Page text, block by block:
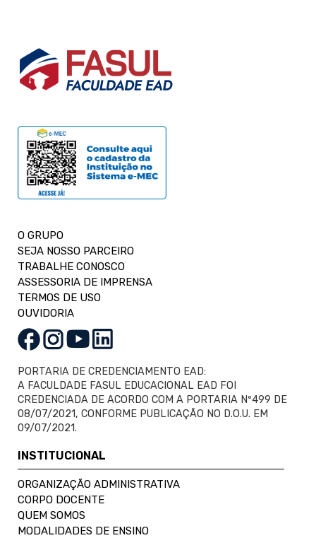
O GRUPO
SEJA NOSSO PARCEIRO
TRABALHE CONOSCO
ASSESSORIA DE IMPRENSA
TERMOS DE USO
OUVIDORIA
PORTARIA DE CREDENCIAMENTO EAD:
A FACULDADE FASUL EDUCACIONAL EAD FOI
CREDENCIADA DE ACORDO COM A PORTARIA Nº499 DE
08/07/2021, CONFORME PUBLICAÇÃO NO D.O.U. EM
09/07/2021.
INSTITUCIONAL
ORGANIZAÇÃO ADMINISTRATIVA
CORPO DOCENTE
QUEM SOMOS
MODALIDADES DE ENSINO